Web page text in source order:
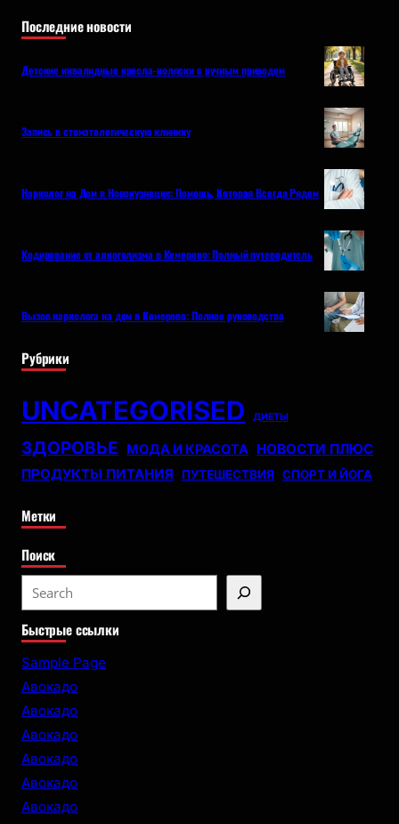
Последние новости
Детские инвалидные кресла-коляски с ручным приводом
Запись в стоматологическую клинику
Нарколог на Дом в Новокузнецке: Помощь, Которая Всегда Рядом
Кодирование от алкоголизма в Кемерово: Полный путеводитель
Вызов нарколога на дом в Кемерово: Полное руководство
Рубрики
UNCATEGORISED ДИЕТЫ
ЗДОРОВЬЕ МОДА И КРАСОТА НОВОСТИ ПЛЮС
ПРОДУКТЫ ПИТАНИЯ
ПУТЕШЕСТВИЯ СПОРТ И ЙОГА
Метки
Поиск
e
a
r
Быстрые ссылки
Sample Page
Авокадо
Авокадо
Авокадо
Авокадо
Авокадо
Авокадо